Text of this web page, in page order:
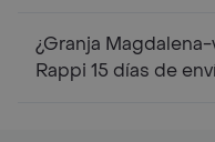
¿Granja
Rappi 15 días de